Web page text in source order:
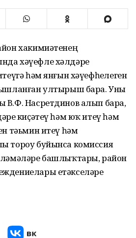
хакимиәтенең
хәүефле хәлдәрҙе
һәм янғын хәүефһеҙлеген
ултырыш бара. Уны
В.Ф. Насретдинов алып бара,
киҫәтеү һәм юҡ итеү һәм
тәьмин итеү һәм
тороу буйынса комиссия
башлыҡтары, район
етәкселәре